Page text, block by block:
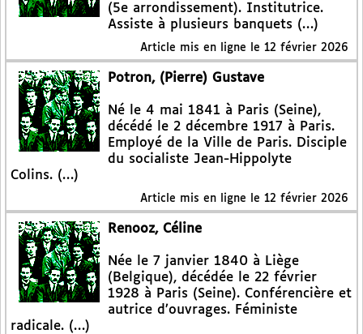
(5e arrondissement). Institutrice.
Assiste à plusieurs banquets (…)
Article mis en ligne le 12 février 2026
Potron, (Pierre) Gustave
Né le 4 mai 1841 à Paris (Seine),
décédé le 2 décembre 1917 à Paris.
Employé de la Ville de Paris. Disciple
du socialiste Jean-Hippolyte
Colins. (…)
Article mis en ligne le 12 février 2026
Renooz, Céline
Née le 7 janvier 1840 à Liège
(Belgique), décédée le 22 février
1928 à Paris (Seine). Conférencière et
autrice d’ouvrages. Féministe
radicale. (…)